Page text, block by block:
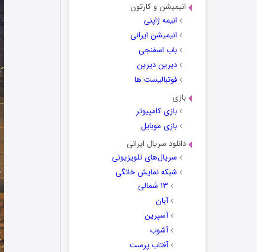
انیمیشن و کارتون
انیمه ژاپنی
انیمیشن ایرانی
باب اسفنجی
دیرین دیرین
فوتبالیست ها
بازی
بازی کامپیوتر
بازی موبایل
دانلود سریال ایرانی
سریال‌های تلویزیونی
شبکه نمایش خانگی
۱۳ شمالی
آبان
آسپرین
آشوب
آفتاب پرست